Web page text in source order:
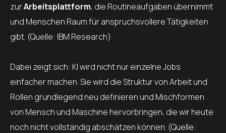
zurArbeitsplattform, die Routineaufgaben übernimmt
und Menschen Raum für anspruchsvollere Tätigkeiten
gibt. (Quelle: IBM Research)
Dabei zeigt sich: KI wird nicht nur einzelne Jobs
einfacher machen. Sie wird die Struktur von Arbeit und
Rollen grundlegend neu definieren und Mischformen
von Mensch und Maschine hervorbringen, die wir heute
noch nicht vollständig abschätzen können. (Quelle: